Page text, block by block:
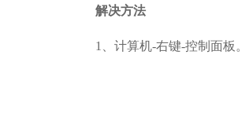
解决方法
1、计算机-右键-控制面板。